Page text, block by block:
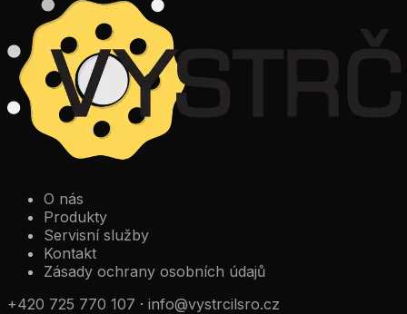
O nás
Produkty
Servisní služby
Kontakt
Zásady ochrany osobních údajů
+420 725 770 107 · info@vystrcilsro.cz